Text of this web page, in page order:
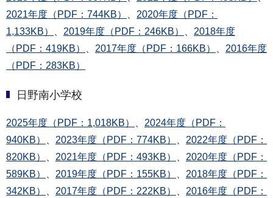
2021年度（PDF：744KB）
2020年度（PDF：
1,133KB）
2019年度（PDF：246KB）
2018年度
（PDF：419KB）
2017年度（PDF：166KB）
2016年度
（PDF：283KB）
日野南小学校
2025年度（PDF：1,018KB）
2024年度（PDF：
940KB）
2023年度（PDF：774KB）
2022年度（PDF：
820KB）
2021年度（PDF：493KB）
2020年度（PDF：
589KB）
2019年度（PDF：155KB）
2018年度（PDF：
342KB）
2017年度（PDF：222KB）
2016年度（PDF：